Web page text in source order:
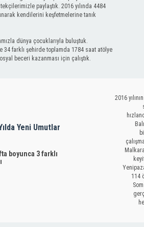
paylaştık. 2016 yılında 4484
kendilerini keşfetmelerine tanık
dünya çocuklarıyla buluştuk.
34 farklı şehirde toplamda 1784 saat atölye
beceri kazanması için çalıştık.
Yeni Umutlar
boyunca 3 farklı
2016
114